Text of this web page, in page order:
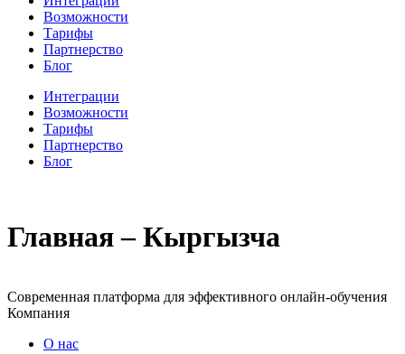
Возможности
Тарифы
Партнерство
Блог
Интеграции
Возможности
Тарифы
Партнерство
Блог
Главная – Кыргызча
Современная платформа для эффективного онлайн-обучения
Компания
О нас